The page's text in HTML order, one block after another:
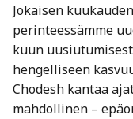
Jokaisen
perinteessämme
kuun
hengelliseen
Chodesh kantaa
mahdollinen –